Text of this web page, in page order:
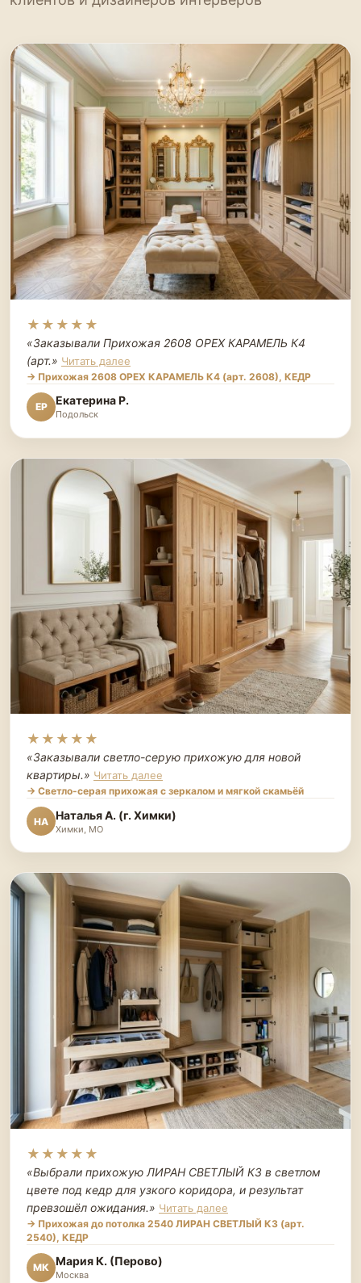
★★★★★
«Заказывали Прихожая 2608 ОРЕХ КАРАМЕЛЬ К4
(арт.» Читать далее
→ Прихожая 2608 ОРЕХ КАРАМЕЛЬ К4 (арт. 2608), КЕДР
ЕР Екатерина Р.
Подольск
★★★★★
«Заказывали светло-серую прихожую для новой
квартиры.» Читать далее
→ Светло-серая прихожая с зеркалом и мягкой скамьёй
НА Наталья А. (г. Химки)
Химки, МО
★★★★★
«Выбрали прихожую ЛИРАН СВЕТЛЫЙ К3 в светлом
цвете под кедр для узкого коридора, и результат
превзошёл ожидания.» Читать далее
→ Прихожая до потолка 2540 ЛИРАН СВЕТЛЫЙ К3 (арт.
2540), КЕДР
МК Мария К. (Перово)
Москва